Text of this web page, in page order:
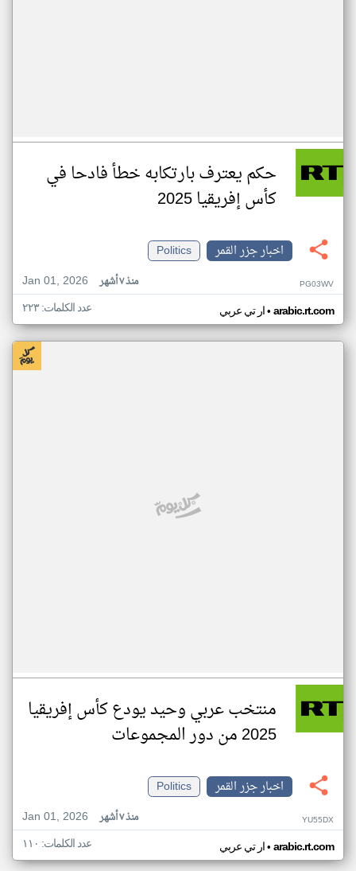
حكم يعترف بارتكابه خطأ فادحا في
كأس إفريقيا 2025
اخبار جزر القمر
Politics
Jan 01, 2026
منذ ٧ أشهر PG03WV
ار تي عربي• arabic.rt.com عدد الكلمات: ٢٢٣
منتخب عربي وحيد يودع كأس إفريقيا
2025 من دور المجموعات
اخبار جزر القمر
Politics
Jan 01, 2026
منذ ٧ أشهر YU55DX
ار تي عربي• arabic.rt.com عدد الكلمات: ١١٠